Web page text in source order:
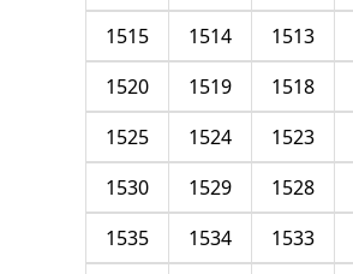
1513
1514
1515
1518
1519
1520
1523
1524
1525
1528
1529
1530
1533
1534
1535